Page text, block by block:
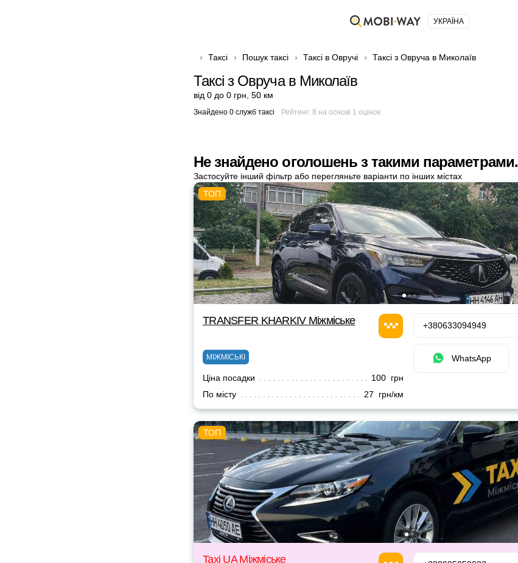
УКРАЇНА
Таксі Пошук таксі Таксі в Овручі Таксі з Овруча в Миколаїв
Таксі з Овруча в Миколаїв
від 0 до 0 грн 50 км
Знайдено 0 служб таксі Рейтинг: 8 на основі 1 оцінок
Не знайдено оголошень з такими параметрами.
Застосуйте інший фільтр або перегляньте варіанти по інших містах
TRANSFER KHARKIV Міжміське
МІЖМІСЬКІ
Ціна посадки
100 грн
По місту
27 грн/км
+380633094949
WhatsApp
Taxi UA Міжміське